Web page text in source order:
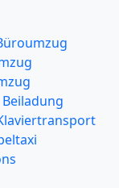
Beiladung